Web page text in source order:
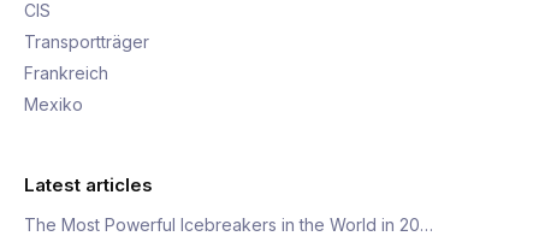
CIS
Transportträger
Frankreich
Mexiko
Latest articles
The Most Powerful Icebreakers in the World in 20…